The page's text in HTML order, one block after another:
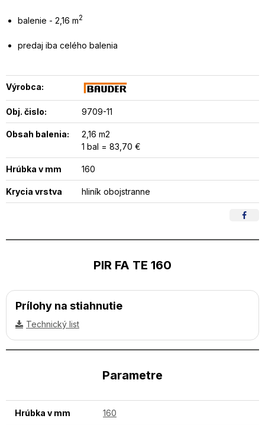
balenie - 2,16 m2
predaj iba celého balenia
Výrobca:
Obj. čislo: 9709-11
Obsah balenia:
2,16 m2
1 bal = 83,70 €
Hrúbka v mm 160
Krycia vrstva hliník obojstranne
PIR FA TE 160
Prílohy na stiahnutie
Technický list
Parametre
Hrúbka v mm 160